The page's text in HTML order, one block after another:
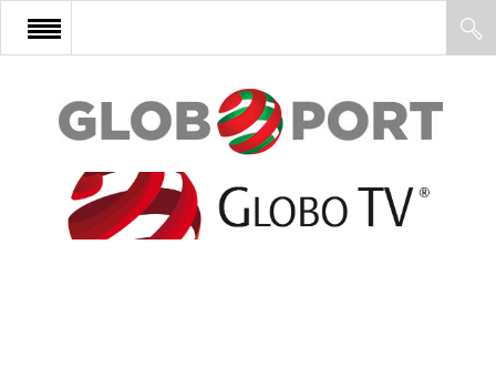
FŐOLDAL
AFRIKA